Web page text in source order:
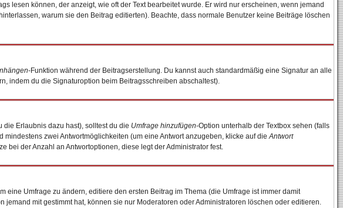
lesen können, der anzeigt, wie oft der Text bearbeitet wurde. Er wird nur erscheinen, wenn jemand
warum sie den Beitrag editierten). Beachte, dass normale Benutzer keine Beiträge löschen
-Funktion während der Beitragserstellung. Du kannst auch standardmäßig eine Signatur an alle
indem du die Signaturoption beim Beitragsschreiben abschaltest).
die Erlaubnis dazu hast), solltest du die Umfrage hinzufügen-Option unterhalb der Textbox sehen (falls
zwei Antwortmöglichkeiten (um eine Antwort anzugeben, klicke auf dieAntwort
bei der Anzahl an Antwortoptionen, diese legt der Administrator fest.
Umfrage zu ändern, editiere den ersten Beitrag im Thema (die Umfrage ist immer damit
mit gestimmt hat, können sie nur Moderatoren oder Administratoren löschen oder editieren.